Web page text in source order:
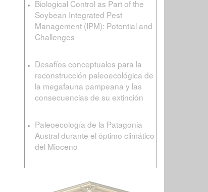
Biological Control as Part of the
Soybean Integrated Pest
Management (IPM): Potential and
Challenges
Desafíos conceptuales para la
reconstrucción paleoecológica de
la megafauna pampeana y las
consecuencias de su extinción
Paleoecología de la Patagonia
Austral durante el óptimo climático
del Mioceno